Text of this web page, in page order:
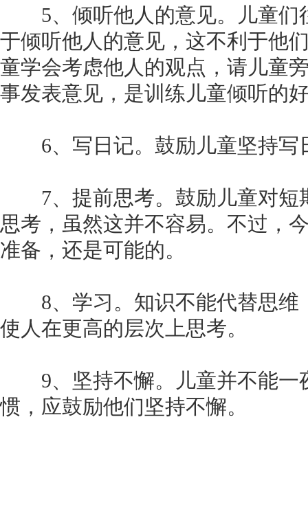
5、倾听他人的意见。儿童
于倾听他人的意见，这不利于他
童学会考虑他人的观点，请儿童
事发表意见，是训练儿童倾听的
6、写日记。鼓励儿童坚持
7、提前思考。鼓励儿童对
思考，虽然这并不容易。不过，
准备，还是可能的。
8、学习。知识不能代替思
使人在更高的层次上思考。
9、坚持不懈。儿童并不能
惯，应鼓励他们坚持不懈。